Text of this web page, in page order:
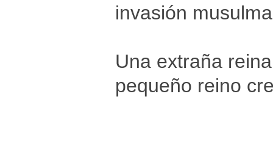
invasión
Una extraña
pequeño reino